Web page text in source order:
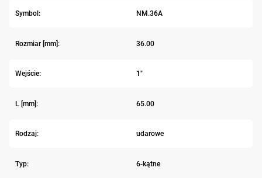
Symbol: NM.36A
Rozmiar [mm]: 36.00
Wejście: 1"
L [mm]: 65.00
Rodzaj: udarowe
Typ: 6-kątne